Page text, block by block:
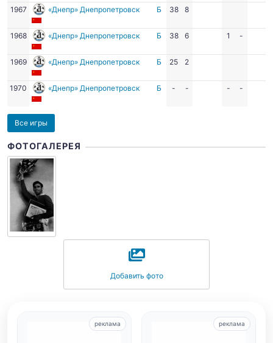
1967 «Днепр» Днепропетровск Б 38 8
1968 «Днепр» Днепропетровск Б 38 6 1 -
1969 «Днепр» Днепропетровск Б 25 2
1970 «Днепр» Днепропетровск Б - - - -
Все игры
ФОТОГАЛЕРЕЯ
Добавить фото
реклама реклама